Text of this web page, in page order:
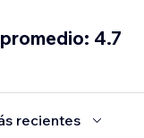
4.7
recientes